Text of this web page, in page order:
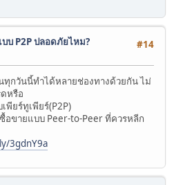
#14
บ P2P ปลอดภัยไหม?
ทุกวันนี้ทำได้หลายช่องทางด้วยกัน ไม่
หรือ
พียร์ทูเพียร์(P2P)
อขายแบบ Peer-to-Peer ที่ควรหลีก
3gdnY9a